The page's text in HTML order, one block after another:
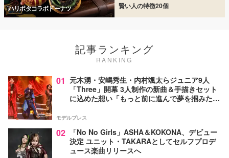
ハリポタコラボドーナツ 賢い人の特徴20個
記事ランキング
RANKING
01 元木湧・安嶋秀生・内村颯太らジュニア9人
「Three」開幕 3人制作の新曲＆手描きセット
に込めた想い「もっと前に進んで夢を掴みた
モデルプレス
02
「No No Girls」ASHA＆KOKONA、デビュー
決定 ユニット・TAKARAとしてセルフプロデ
ュース楽曲リリースへ